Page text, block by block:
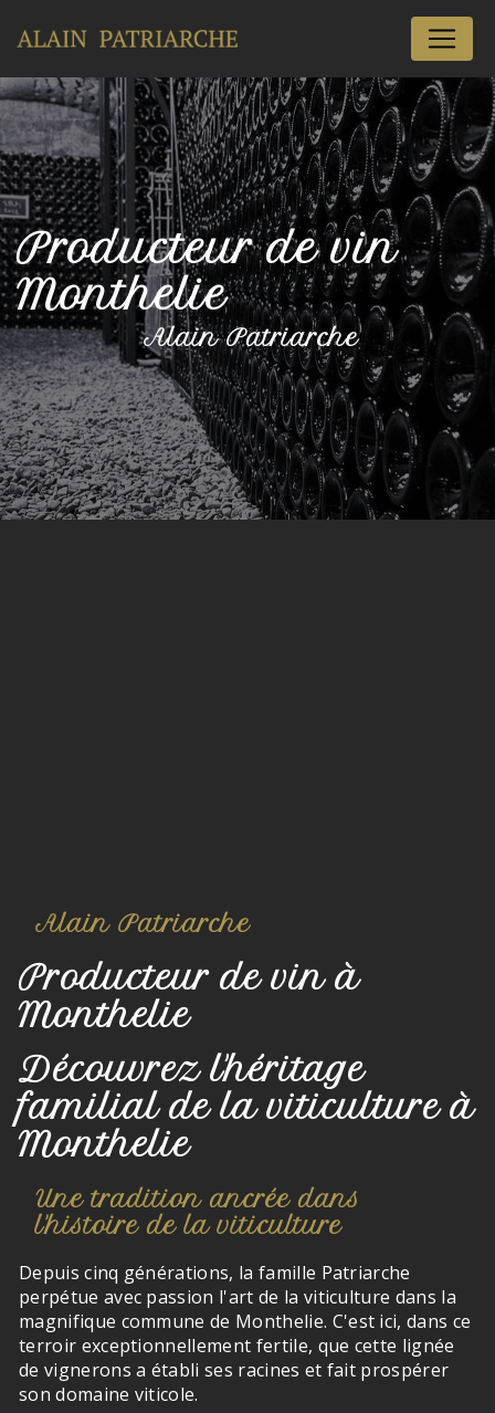
Producteur de vin
Monthelie
Alain Patriarche
Alain Patriarche
Producteur de vin à
Monthelie
Découvrez l'héritage
familial de la viticulture à
Monthelie
Une tradition ancrée dans
l'histoire de la viticulture
Depuis cinq générations, la famille Patriarche
perpétue avec passion l'art de la viticulture dans la
magnifique commune de Monthelie. C'est ici, dans ce
terroir exceptionnellement fertile, que cette lignée
de vignerons a établi ses racines et fait prospérer
son domaine viticole.